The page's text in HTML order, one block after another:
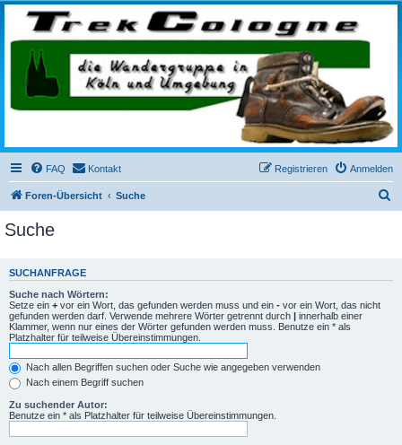
trekcologne.de
Wanderungen rund um Köln
FAQ Kontakt Anmelden
Registrieren
Foren-Übersicht Suche
e
Suche
SUCHANFRAGE
Suche nach Wörtern:
Setze ein + vor ein Wort, das gefunden werden muss und ein - vor ein Wort, das nicht
gefunden werden darf. Verwende mehrere Wörter getrennt durch
innerhalb einer
Klammer, wenn nur eines der Wörter gefunden werden muss. Benutze ein * als
Platzhalter für teilweise Übereinstimmungen.
Nach allen Begriffen suchen oder Suche wie angegeben verwenden
Nach einem Begriff suchen
Zu suchender Autor:
Benutze ein * als Platzhalter für teilweise Übereinstimmungen.